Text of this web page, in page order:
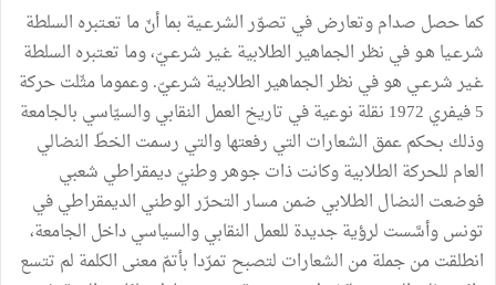
كما حصل صدام وتعارض في تصوّر الشرعـية بما أنّ ما تعـتبره السلطة
شرعـيا هـو في نظر الجماهير الطلابية غـير شرعـيّ، وما تعـتبره السلطة
غـير شرعـي هو في نظر الجماهير الطلابية شرعيّ. وعموما مثّلت حركة
5 فيفري 1972 نقلة نوعية في تاريخ العمل النقابي والسيّاسي بالجامعة
وذلك بحكم عمق الشعارات التي رفعتها والتي رسمت الخطّ النضالي
العام للحركة الطلابية وكانت ذات جوهر وطنيّ ديمقراطي شعبي
فوضعت النضال الطلابي ضمن مسار التحرّر الوطني الديمقراطي في
تونس وأسَّست لرؤية جديدة للعمل النقابي والسياسي داخل الجامعة،
انطلقت من جملة من الشعارات لتصبح تمرّدا بأتمّ معنى الكلمة لم تتسع